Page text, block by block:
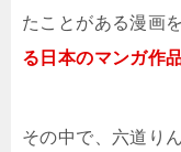
たことがある漫画
る日本のマンガ作品
その中で、六道り